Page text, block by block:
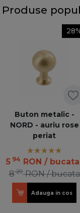
Produse
Buton metalic -
NORD - auriu rose
periat
5 94 RON / bucata
829 RON / bucata
Adauga in cos